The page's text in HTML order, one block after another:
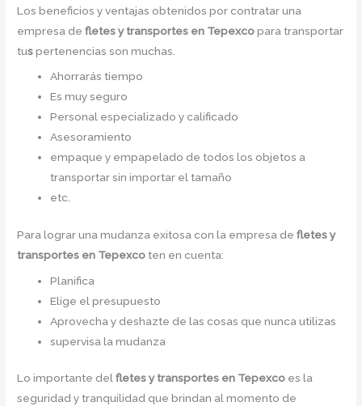
Los beneficios y ventajas obtenidos por contratar una
empresa defletes y transportes en Tepexcopara transportar
tuspertenencias son muchas.
Ahorrarás tiempo
Es muy seguro
Personal especializado y calificado
Asesoramiento
empaque y empapelado de todos los objetos a
transportar sin importar el tamaño
etc.
Para lograr una mudanza exitosa con la empresa defletes y
transportes en Tepexco ten en cuenta:
Planifica
Elige el presupuesto
Aprovecha y deshazte de las cosas que nunca utilizas
supervisa la mudanza
Lo importante delfletes y transportes en Tepexco es la
seguridad y tranquilidad que brindan al momento de